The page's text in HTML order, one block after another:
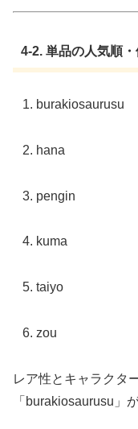
4-2. 単品の人気順
burakiosaurusu
hana
pengin
kuma
taiyo
zou
レア性とキャラクタ
「burakiosaurusu」